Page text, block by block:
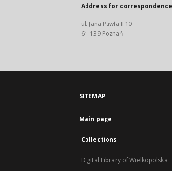
Address for correspondence
ul. Jana Pawła II 10
61-139 Poznań
SITEMAP
Main page
Collections
Digital Library of Wielkopolska